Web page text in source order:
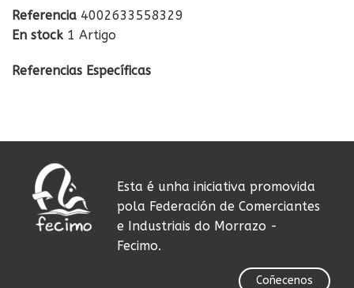
Referencia 4002633558329
En stock 1 Artigo
Referencias Específicas
Esta é unha iniciativa promovida
pola Federación de Comerciantes
e Industriais do Morrazo -
Fecimo.
Coñecenos